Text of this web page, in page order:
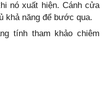
nó xuất hiện. Cánh cửa
khả năng để bước qua.
tính tham khảo chiêm